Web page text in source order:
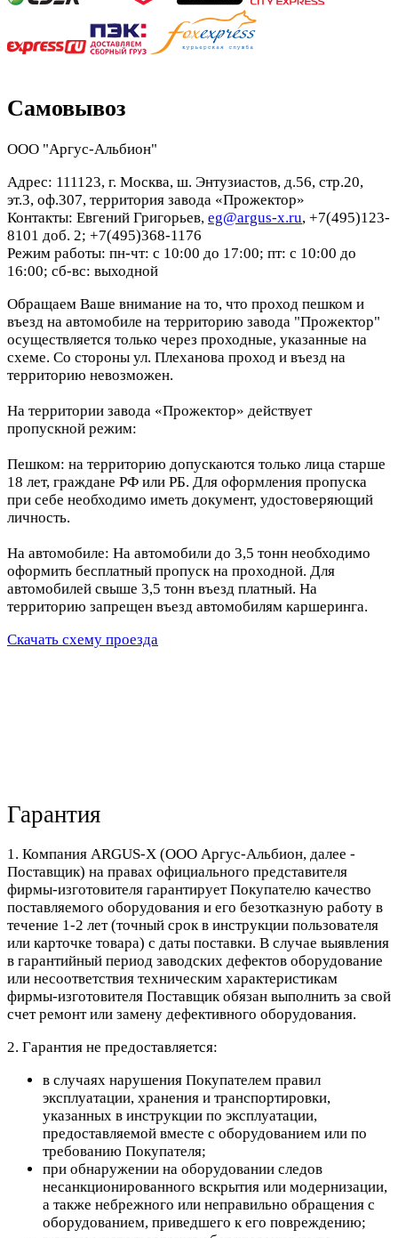
Самовывоз
ООО "Аргус-Альбион"
Адрес: 111123, г. Москва, ш. Энтузиастов, д.56, стр.20,
эт.3, оф.307, территория завода «Прожектор»
Контакты: Евгений Григорьев, eg@argus-x.ru, +7(495)123-
8101 доб. 2; +7(495)368-1176
Режим работы: пн-чт: с 10:00 до 17:00; пт: с 10:00 до
16:00; сб-вс: выходной
Обращаем Ваше внимание на то, что проход пешком и
въезд на автомобиле на территорию завода "Прожектор"
осуществляется только через проходные, указанные на
схеме. Со стороны ул. Плеханова проход и въезд на
территорию невозможен.
На территории завода «Прожектор» действует
пропускной режим:
Пешком: на территорию допускаются только лица старше
18 лет, граждане РФ или РБ. Для оформления пропуска
при себе необходимо иметь документ, удостоверяющий
личность.
На автомобиле: На автомобили до 3,5 тонн необходимо
оформить бесплатный пропуск на проходной. Для
автомобилей свыше 3,5 тонн въезд платный. На
территорию запрещен въезд автомобилям каршеринга.
Скачать схему проезда
Гарантия
1. Компания ARGUS-X (ООО Аргус-Альбион, далее -
Поставщик) на правах официального представителя
фирмы-изготовителя гарантирует Покупателю качество
поставляемого оборудования и его безотказную работу в
течение 1-2 лет (точный срок в инструкции пользователя
или карточке товара) с даты поставки. В случае выявления
в гарантийный период заводских дефектов оборудование
или несоответствия техническим характеристикам
фирмы-изготовителя Поставщик обязан выполнить за свой
счет ремонт или замену дефективного оборудования.
2. Гарантия не предоставляется:
в случаях нарушения Покупателем правил
эксплуатации, хранения и транспортировки,
указанных в инструкции по эксплуатации,
предоставляемой вместе с оборудованием или по
требованию Покупателя;
при обнаружении на оборудовании следов
несанкционированного вскрытия или модернизации,
а также небрежного или неправильно обращения с
оборудованием, приведшего к его повреждению;